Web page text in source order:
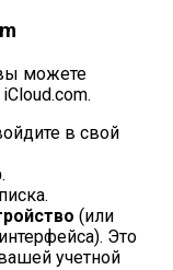
вы можете
в свой
.
(или
Это
учетной